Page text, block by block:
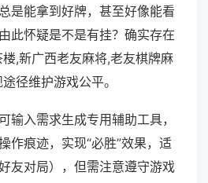
是能拿到好牌，甚至好像能看
此怀疑是不是有挂？确实存在
,新广西老友麻将,老友棋牌麻
径维护游戏公平。
输入需求生成专用辅助工具，
作痕迹，实现“必胜”效果，适
友对局），但需注意遵守游戏